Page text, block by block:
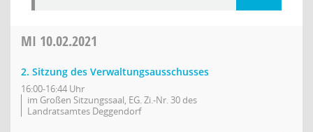
MI 10.02.2021
2. Sitzung des Verwaltungsausschusses
16:00-16:44 Uhr
im Großen Sitzungssaal, EG. Zi.-Nr. 30 des
Landratsamtes Deggendorf